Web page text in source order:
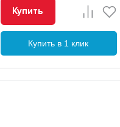
Купить
Купить в 1 клик